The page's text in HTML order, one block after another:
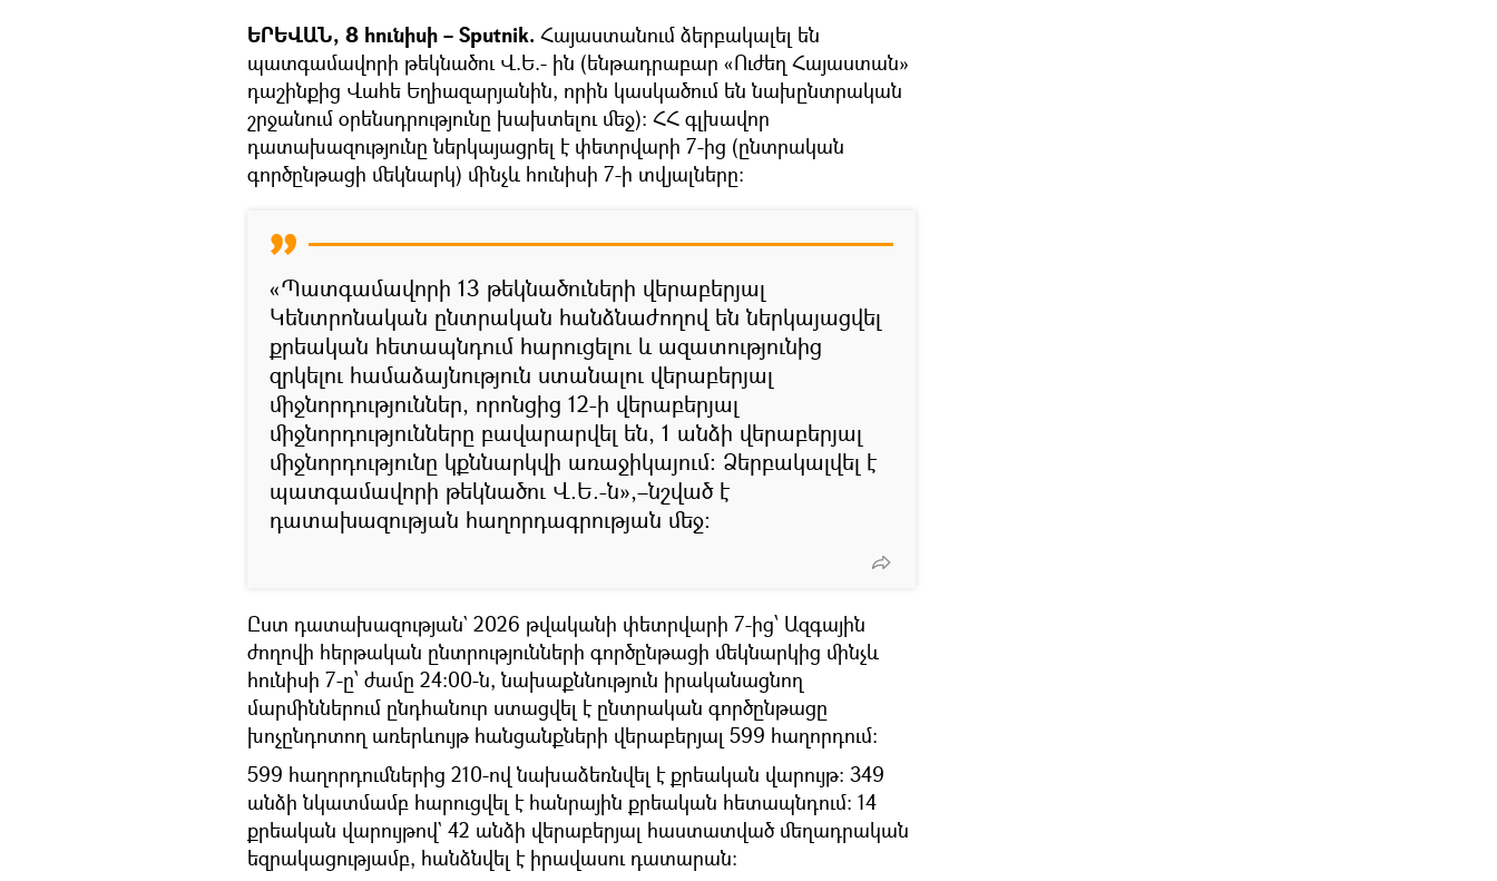
ԵՐԵՎԱՆ, 8 հունիսի – Sputnik. Հայաստանում ձերբակալել են
պատգամավորի թեկնածու Վ.Ե.- ին (ենթադրաբար «Ուժեղ Հայաստան»
դաշինքից Վահե Եղիազարյանին, որին կասկածում են նախընտրական
շրջանում օրենսդրությունը խախտելու մեջ): ՀՀ գլխավոր
դատախազությունը ներկայացրել է փետրվարի 7-ից (ընտրական
գործընթացի մեկնարկ) մինչև հունիսի 7-ի տվյալները։
«Պատգամավորի 13 թեկնածուների վերաբերյալ
Կենտրոնական ընտրական հանձնաժողով են ներկայացվել
քրեական հետապնդում հարուցելու և ազատությունից
զրկելու համաձայնություն ստանալու վերաբերյալ
միջնորդություններ, որոնցից 12-ի վերաբերյալ
միջնորդությունները բավարարվել են, 1 անձի վերաբերյալ
միջնորդությունը կքննարկվի առաջիկայում։ Ձերբակալվել է
պատգամավորի թեկնածու Վ.Ե.-ն»,–նշված է
դատախազության հաղորդագրության մեջ:
Ըստ դատախազության` 2026 թվականի փետրվարի 7-ից՝ Ազգային
ժողովի հերթական ընտրությունների գործընթացի մեկնարկից մինչև
հունիսի 7-ը՝ ժամը 24:00-ն, նախաքննություն իրականացնող
մարմիններում ընդհանուր ստացվել է ընտրական գործընթացը
խոչընդոտող առերևույթ հանցանքների վերաբերյալ 599 հաղորդում:
599 հաղորդումներից 210-ով նախաձեռնվել է քրեական վարույթ: 349
անձի նկատմամբ հարուցվել է հանրային քրեական հետապնդում: 14
քրեական վարույթով` 42 անձի վերաբերյալ հաստատված մեղադրական
եզրակացությամբ, հանձնվել է իրավասու դատարան: